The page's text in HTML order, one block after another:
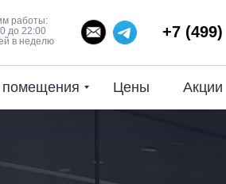
Цены Акции
работы:
до 22:00
в неделю
+7